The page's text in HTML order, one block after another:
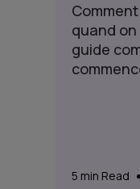
quand
guide
5 min Read